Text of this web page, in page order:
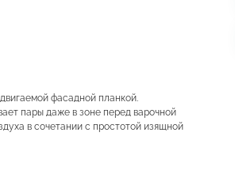
фасадной планкой.
пары даже в зоне перед варочной
в сочетании с простотой изящной